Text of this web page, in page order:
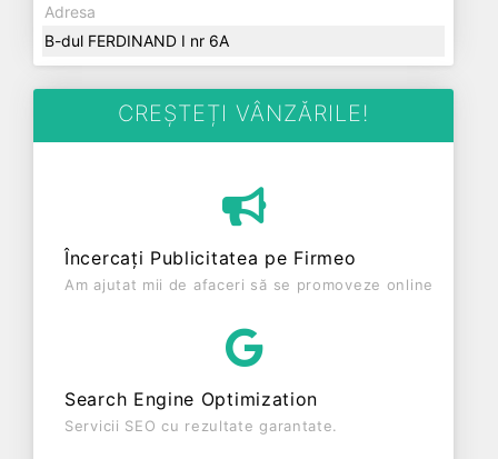
Adresa
B-dul FERDINAND I nr 6A
CREȘTEȚI VÂNZĂRILE!
Încercați Publicitatea pe Firmeo
Am ajutat mii de afaceri să se promoveze online
Search Engine Optimization
Servicii SEO cu rezultate garantate.